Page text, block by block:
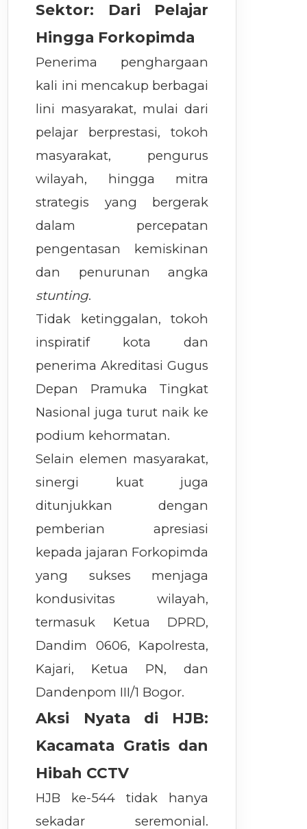
Sektor: Dari Pelajar
Hingga Forkopimda
Penerima penghargaan
kali ini mencakup berbagai
lini masyarakat, mulai dari
pelajar berprestasi, tokoh
masyarakat, pengurus
wilayah, hingga mitra
strategis yang bergerak
dalam percepatan
pengentasan kemiskinan
dan penurunan angka
stunting.
Tidak ketinggalan, tokoh
inspiratif kota dan
penerima Akreditasi Gugus
Depan Pramuka Tingkat
Nasional juga turut naik ke
podium kehormatan.
Selain elemen masyarakat,
sinergi kuat juga
ditunjukkan dengan
pemberian apresiasi
kepada jajaran Forkopimda
yang sukses menjaga
kondusivitas wilayah,
termasuk Ketua DPRD,
Dandim 0606, Kapolresta,
Kajari, Ketua PN, dan
Dandenpom III/1 Bogor.
Aksi Nyata di HJB:
Kacamata Gratis dan
Hibah CCTV
HJB ke-544 tidak hanya
sekadar seremonial.